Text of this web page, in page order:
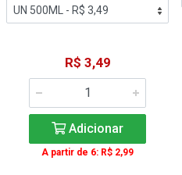
R$ 3,49
Adicionar
A partir de 6: R$ 2,99